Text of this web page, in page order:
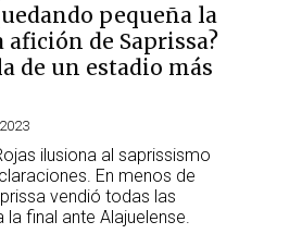
pequeña la
afición de Saprissa?
de un estadio más
ilusiona al saprissismo
En menos de
vendió todas las
final ante Alajuelense.